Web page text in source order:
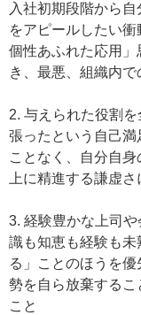
入社初期段階から
をアピールしたい
個性あふれた応用
き、最悪、組織内
2. 与えられた役割
張ったという自己
ことなく、自分自
上に精進する謙虚
3. 経験豊かな上司
識も知恵も経験も未
る」ことのほうを
勢を自ら放棄する
こと